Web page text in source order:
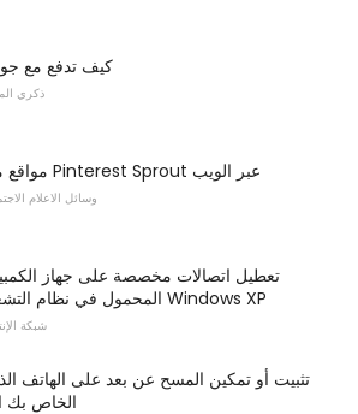
كيف تدفع مع
ذكري
مواقع مثل Pinterest Sprout عبر الويب
وسائل الاعلام
تعطيل اتصالات مخصصة على جهاز
المحمول في نظام التشغيل Windows XP
شبكة
تثبيت أو تمكين المسح عن بعد على الهاتف
الخاص بك